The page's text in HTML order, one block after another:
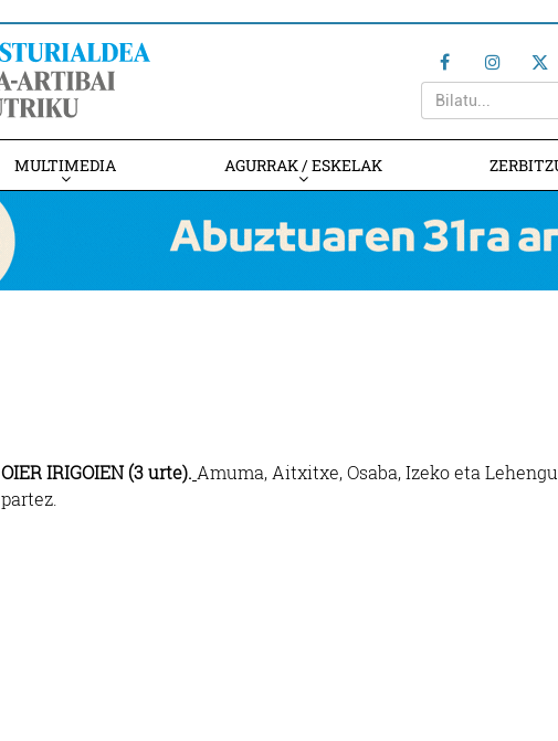
MULTIMEDIA AGURRAK / ESKELAK
OIER IRIGOIEN (3 urte). Amuma, Aitxitxe, Osaba, Izeko eta
partez.